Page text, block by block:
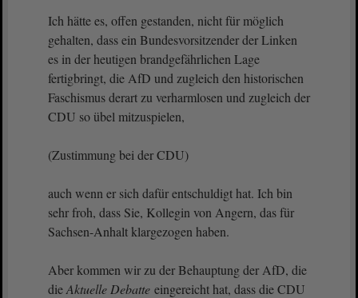
Ich hätte es, offen gestanden, nicht für möglich
gehalten, dass ein Bundesvorsitzender der Linken
es in der heutigen brandgefährlichen Lage
fertigbringt, die AfD und zugleich den historischen
Faschismus derart zu verharmlosen und zugleich der
CDU so übel mitzuspielen,
(Zustimmung bei der CDU)
auch wenn er sich dafür entschuldigt hat. Ich bin
sehr froh, dass Sie, Kollegin von Angern, das für
Sachsen-Anhalt klargezogen haben.
Aber kommen wir zu der Behauptung der AfD, die
dieAktuelle Debatte eingereicht hat, dass die CDU